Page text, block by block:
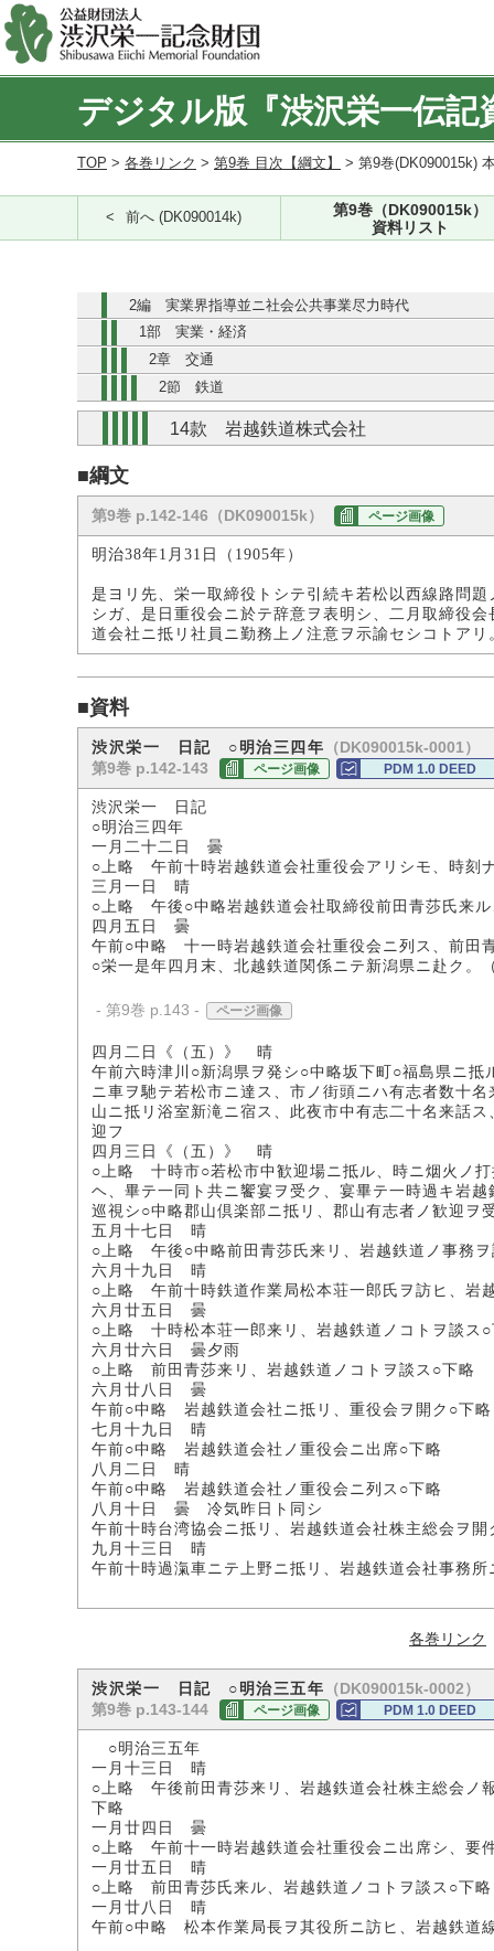
デジタル版『渋沢栄一伝記
TOP > 各巻リンク > 第9巻 目次【綱文】 > 第9巻(DK090015k)
前へ (DK090014k)
第9巻（DK090015k）
資料リスト
2編 実業界指導並ニ社会公共事業尽力時代
1部 実業・経済
2章 交通
2節 鉄道
14款 岩越鉄道株式会社
■綱文
第9巻 p.142-146（DK090015k） ページ画像
明治38年1月31日（1905年）
是ヨリ先、栄一取締役トシテ引続キ若松以西線路問
シガ、是日重役会ニ於テ辞意ヲ表明シ、二月取締役
道会社ニ抵リ社員ニ勤務上ノ注意ヲ示諭セシコトアリ
■資料
渋沢栄一 日記 ○明治三四年 （DK090015k-0001）
第9巻 p.142-143
ページ画像 PDM 1.0 DEED
渋沢栄一 日記
○明治三四年
一月二十二日 曇
○上略 午前十時岩越鉄道会社重役会アリシモ、時刻
三月一日 晴
○上略 午後○中略岩越鉄道会社取締役前田青莎氏来
四月五日 曇
午前○中略 十一時岩越鉄道会社重役会ニ列ス、前田
○栄一是年四月末、北越鉄道関係ニテ新潟県ニ赴ク。
- 第9巻 p.143 - ページ画像
四月二日《（五）》 晴
午前六時津川○新潟県ヲ発シ○中略坂下町○福島県ニ
ニ車ヲ馳テ若松市ニ達ス、市ノ街頭ニハ有志者数十
山ニ抵リ浴室新滝ニ宿ス、此夜市中有志二十名来話
迎フ
四月三日《（五）》 晴
○上略 十時市○若松市中歓迎場ニ抵ル、時ニ烟火ノ
ヘ、畢テ一同ト共ニ饗宴ヲ受ク、宴畢テ一時過キ岩
巡視シ○中略郡山倶楽部ニ抵リ、郡山有志者ノ歓迎ヲ
五月十七日 晴
○上略 午後○中略前田青莎氏来リ、岩越鉄道ノ事務
六月十九日 晴
○上略 午前十時鉄道作業局松本荘一郎氏ヲ訪ヒ、岩
六月廿五日 曇
○上略 十時松本荘一郎来リ、岩越鉄道ノコトヲ談ス○
六月廿六日 曇夕雨
○上略 前田青莎来リ、岩越鉄道ノコトヲ談ス○下略
六月廿八日 曇
午前○中略 岩越鉄道会社ニ抵リ、重役会ヲ開ク○下略
七月十九日 晴
午前○中略 岩越鉄道会社ノ重役会ニ出席○下略
八月二日 晴
午前○中略 岩越鉄道会社ノ重役会ニ列ス○下略
八月十日 曇 冷気昨日ト同シ
午前十時台湾協会ニ抵リ、岩越鉄道会社株主総会ヲ
九月十三日 晴
午前十時過滊車ニテ上野ニ抵リ、岩越鉄道会社事務
各巻リンク
渋沢栄一 日記 ○明治三五年 （DK090015k-0002）
第9巻 p.143-144
ページ画像 PDM 1.0 DEED
○明治三五年
一月十三日 晴
○上略 午後前田青莎来リ、岩越鉄道会社株主総会ノ
下略
一月廿四日 曇
○上略 午前十一時岩越鉄道会社重役会ニ出席シ、要
一月廿五日 晴
○上略 前田青莎氏来ル、岩越鉄道ノコトヲ談ス○下略
一月廿八日 晴
午前○中略 松本作業局長ヲ其役所ニ訪ヒ、岩越鉄道